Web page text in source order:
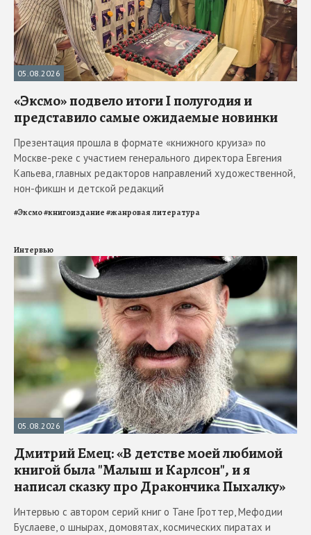
05.08.2026
«Эксмо» подвело итоги I полугодия и
представило самые ожидаемые новинки
Презентация прошла в формате «книжного круиза» по
Москве-реке с участием генерального директора Евгения
Капьева, главных редакторов направлений художественной,
нон-фикшн и детской редакций
#Эксмо#книгоиздание#жанровая литература
Интервью
05.08.2026
Дмитрий Емец: «В детстве моей любимой
книгой была "Малыш и Карлсон", и я
написал сказку про Дракончика Пыхалку»
Интервью с автором серий книг о Тане Гроттер, Мефодии
Буслаеве, о шнырах, домовятах, космических пиратах и